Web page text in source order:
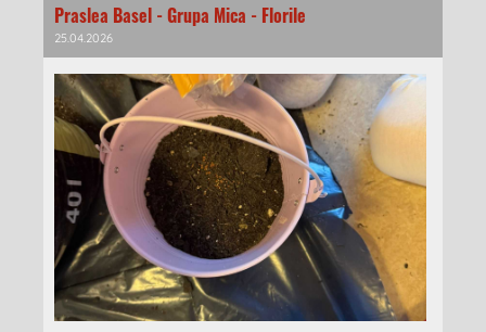
Praslea Basel - Grupa Mica - Florile
25.04.2026